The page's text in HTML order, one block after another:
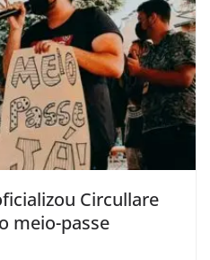
Circullare
meio-passe